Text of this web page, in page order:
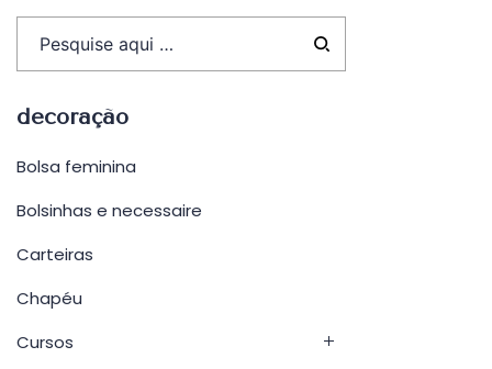
decoração
Bolsa feminina
Bolsinhas e necessaire
Carteiras
Chapéu
Cursos